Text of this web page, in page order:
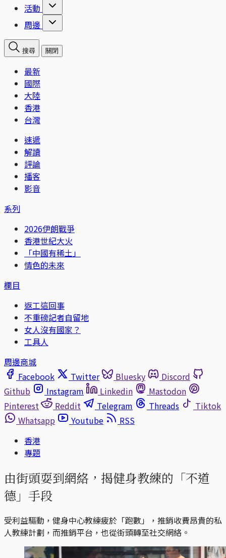
活動
周邊
搜尋 關閉
最新
國際
大陸
香港
台灣
速遞
解讀
評論
播客
影音
系列
2026伊朗戰爭
香港世紀大火
「中國有稀土」
情色的未來
欄目
返工這回事
不重磅記者自留地
女人沒有國家？
工具人
周邊商城
Facebook
Twitter Bluesky
Discord
Github
Instagram Linkedin
Mastodon
Pinterest
Reddit Telegram Threads
Tiktok
Whatsapp
Youtube
RSS
香港
專題
由街頭耍到網絡，揭健身教練的「不道
德」手段
受利益驅動，健身中心教練疲於「跑數」，推銷收費昂貴的私
人教練計劃，而推銷平台，也從街頭轉至社交網絡。